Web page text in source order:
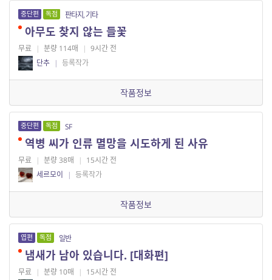
중단편 독점 판타지, 기타
아무도 찾지 않는 들꽃
무료 | 분량 114매 | 9시간 전
단추 | 등록작가
작품정보
중단편 독점 SF
역병 씨가 인류 멸망을 시도하게 된 사유
무료 | 분량 38매 | 15시간 전
세르모이
| 등록작가
작품정보
엽편 독점 일반
냄새가 남아 있습니다. [대화편]
무료 | 분량 10매 | 15시간 전